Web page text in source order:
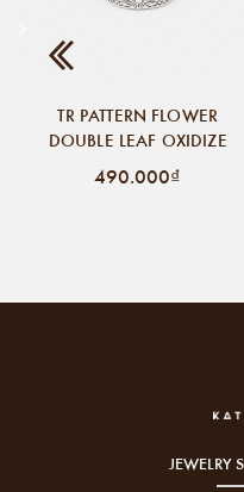
TR PATTERN FLOWER
DOUBLE LEAF OXIDIZE
490.000₫
JEWELRY